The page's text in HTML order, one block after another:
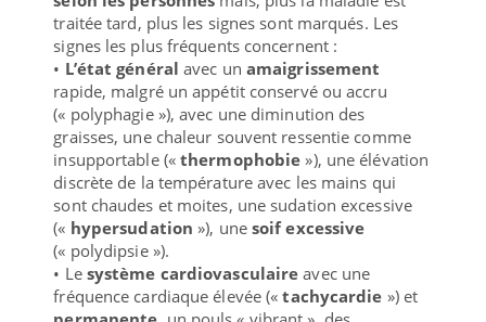
traitée tard, plus les signes sont marqués. Les
signes les plus fréquents concernent :
• L’état général avec un amaigrissement
rapide, malgré un appétit conservé ou accru
(« polyphagie »), avec une diminution des
graisses, une chaleur souvent ressentie comme
insupportable («thermophobie»), une élévation
discrète de la température avec les mains qui
sont chaudes et moites, une sudation excessive
(« hypersudation»), une soif excessive
(« polydipsie »).
• Le système cardiovasculaire avec une
fréquence cardiaque élevée («tachycardie ») et